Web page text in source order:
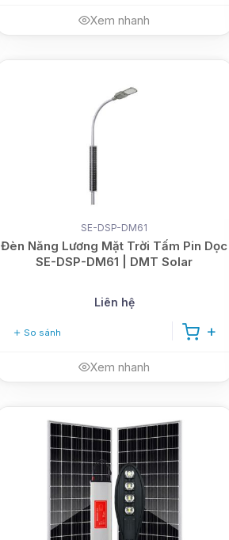
Xem nhanh
SE-DSP-DM61
Đèn Năng Lương Mặt Trời Tấm Pin Dọc
SE-DSP-DM61 | DMT Solar
Liên hệ
So sánh
Xem nhanh